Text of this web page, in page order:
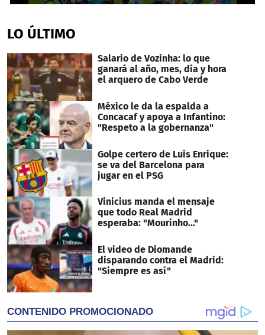
of
55
LO ÚLTIMO
Salario de Vozinha: lo que
ganará al año, mes, día y hora
el arquero de Cabo Verde
México le da la espalda a
Concacaf y apoya a Infantino:
"Respeto a la gobernanza"
Golpe certero de Luis Enrique:
se va del Barcelona para
jugar en el PSG
Vinicius manda el mensaje
que todo Real Madrid
esperaba: "Mourinho..."
El video de Diomande
disparando contra el Madrid:
"Siempre es así"